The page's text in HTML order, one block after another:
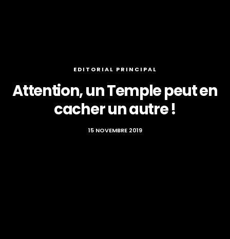
EDITORIAL PRINCIPAL
Attention, un Temple peut en
cacher un autre !
15 NOVEMBRE 2019